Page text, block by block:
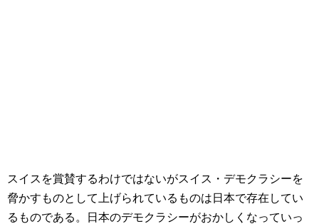
スイスを賞賛するわけではないがスイス・デモクラシーを
脅かすものとして上げられているものは日本で存在してい
るものである。日本のデモクラシーがおかしくなっていっ